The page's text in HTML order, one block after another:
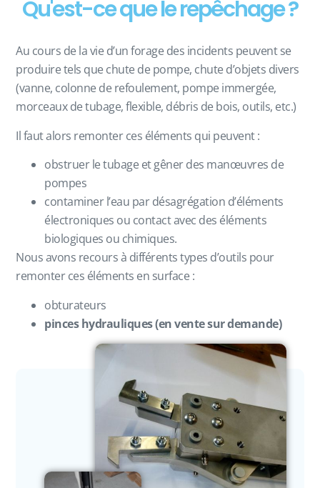
Qu'est-ce que le repêchage ?
Au cours de la vie d’un forage des incidents peuvent se
produire tels que chute de pompe, chute d’objets divers
(vanne, colonne de refoulement, pompe immergée,
morceaux de tubage, flexible, débris de bois, outils, etc.)
Il faut alors remonter ces éléments qui peuvent :
obstruer le tubage et gêner des manœuvres de
pompes
contaminer l’eau par désagrégation d’éléments
électroniques ou contact avec des éléments
biologiques ou chimiques.
Nous avons recours à différents types d’outils pour
remonter ces éléments en surface :
obturateurs
pinces hydrauliques (en vente sur demande)